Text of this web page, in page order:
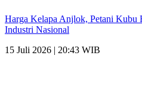
Harga Kelapa Anjlok, Petani Kubu
Industri Nasional
15 Juli 2026 | 20:43 WIB